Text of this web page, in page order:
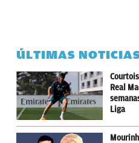
ÚLTIMAS
Real
Liga